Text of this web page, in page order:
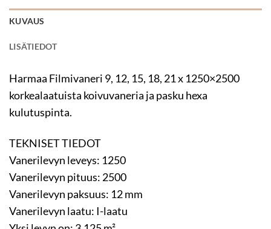
KUVAUS
LISÄTIEDOT
Harmaa Filmivaneri 9, 12, 15, 18, 21 x 1250×2500
korkealaatuista koivuvaneria ja pasku hexa
kulutuspinta.
TEKNISET TIEDOT
Vanerilevyn leveys: 1250
Vanerilevyn pituus: 2500
Vanerilevyn paksuus: 12 mm
Vanerilevyn laatu: I-laatu